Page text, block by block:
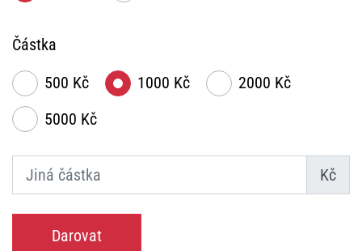
Částka
500 Kč
1000 Kč
2000 Kč
5000 Kč
Darovat
Kč